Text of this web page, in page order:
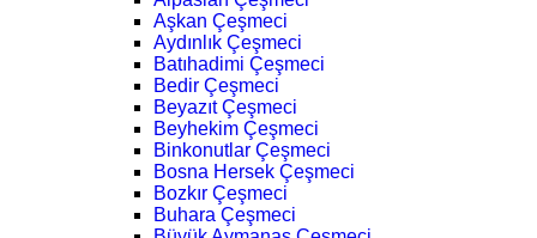
Aşkan Çeşmeci
Aydınlık Çeşmeci
Batıhadimi Çeşmeci
Bedir Çeşmeci
Beyazıt Çeşmeci
Beyhekim Çeşmeci
Binkonutlar Çeşmeci
Bosna Hersek Çeşmeci
Bozkır Çeşmeci
Buhara Çeşmeci